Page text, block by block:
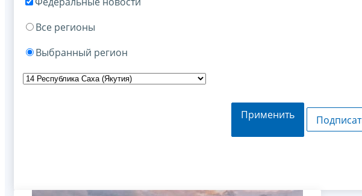
Все регионы
Выбранный регион
Применить